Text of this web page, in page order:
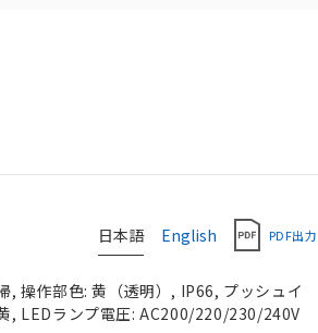
日本語 English PDF出力
操作部色: 黄（透明）, IP66, プッシュイ
, LEDランプ電圧: AC200/220/230/240V